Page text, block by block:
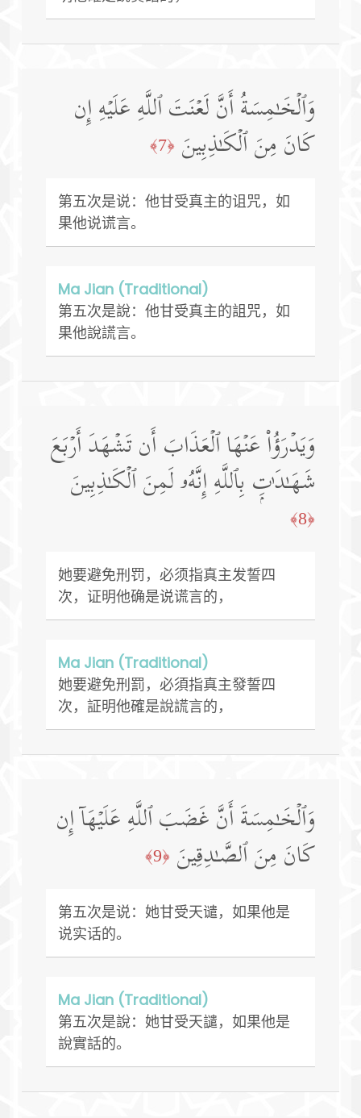
وَٱلۡخَـٰمِسَةُ أَنَّ لَعۡنَتَ ٱللَّهِ عَلَیۡهِ إِن
كَانَ مِنَ ٱلۡكَـٰذِبِینَ ﴿7﴾
第五次是说：他甘受真主的诅咒，如
果他说谎言。
Ma Jian (Traditional)
第五次是說：他甘受真主的詛咒，如
果他說謊言。
وَیَدۡرَؤُا۟ عَنۡهَا ٱلۡعَذَابَ أَن تَشۡهَدَ أَرۡبَعَ
شَهَـٰدَ ٰ⁠تِۭ بِٱللَّهِ إِنَّهُۥ لَمِنَ ٱلۡكَـٰذِبِینَ
﴿8﴾
她要避免刑罚，必须指真主发誓四
次，证明他确是说谎言的，
Ma Jian (Traditional)
她要避免刑罰，必須指真主發誓四
次，証明他確是說謊言的，
وَٱلۡخَـٰمِسَةَ أَنَّ غَضَبَ ٱللَّهِ عَلَیۡهَاۤ إِن
كَانَ مِنَ ٱلصَّـٰدِقِینَ ﴿9﴾
第五次是说：她甘受天谴，如果他是
说实话的。
Ma Jian (Traditional)
第五次是說：她甘受天譴，如果他是
說實話的。